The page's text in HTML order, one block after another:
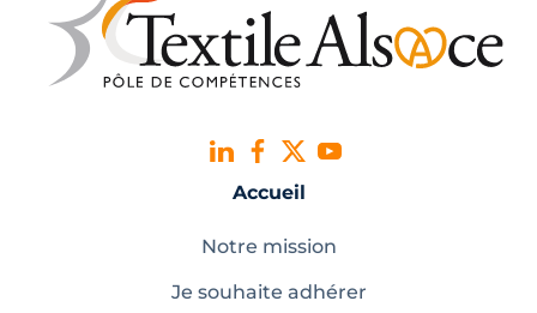
Accueil
Notre mission
Je souhaite adhérer